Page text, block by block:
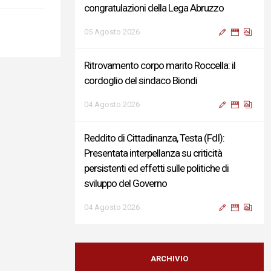
congratulazioni della Lega Abruzzo
05 Agosto 2026
Ritrovamento corpo marito Roccella: il
cordoglio del sindaco Biondi
04 Agosto 2026
Reddito di Cittadinanza, Testa (FdI):
Presentata interpellanza su criticità
persistenti ed effetti sulle politiche di
sviluppo del Governo
04 Agosto 2026
Sigismondi, Liris e Testa: “Profondo
cordoglio e vicinanza al Ministro Roccella e
ARCHIVIO